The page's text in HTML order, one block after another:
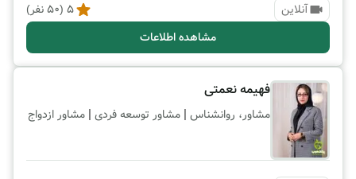
آنلاین 5
(
50نفر)
مشاهده اطلاعات
فهیمه نعمتی
مشاور، روانشناس | مشاور توسعه فردی | مشاور ازدواج